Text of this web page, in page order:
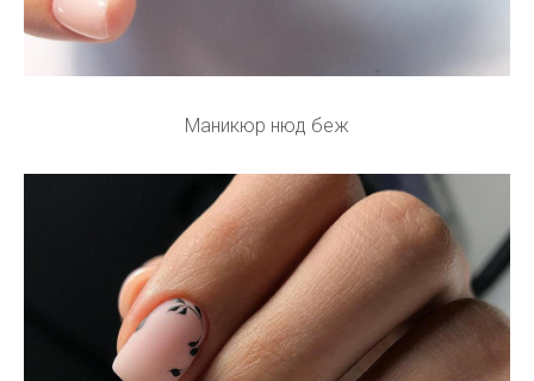
Маникюр нюд беж